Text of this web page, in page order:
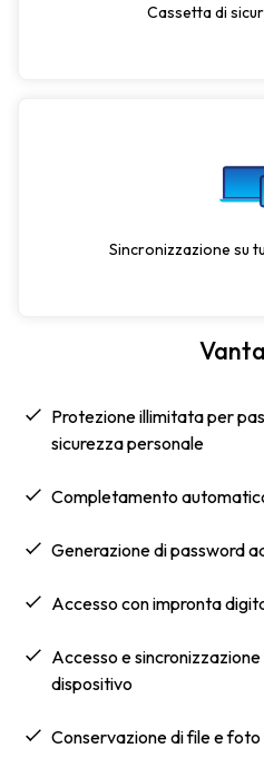
Cassetta di
Sincronizzazione su
Protezione illimitata per
sicurezza personale
completamento
Generazione di password
Accesso con impronta
Accesso e
dispositivo
Conservazione di file e